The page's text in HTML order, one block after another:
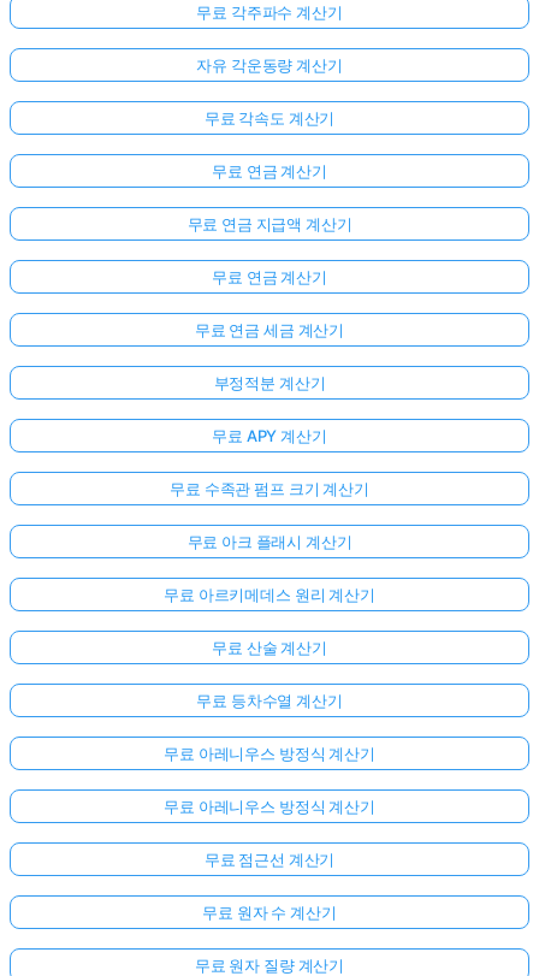
무료 각주파수 계산기
자유 각운동량 계산기
무료 각속도 계산기
무료 연금 계산기
무료 연금 지급액 계산기
무료 연금 계산기
무료 연금 세금 계산기
부정적분 계산기
무료 APY 계산기
무료 수족관 펌프 크기 계산기
무료 아크 플래시 계산기
무료 아르키메데스 원리 계산기
무료 산술 계산기
무료 등차수열 계산기
무료 아레니우스 방정식 계산기
무료 아레니우스 방정식 계산기
무료 점근선 계산기
무료 원자 수 계산기
무료 원자 질량 계산기